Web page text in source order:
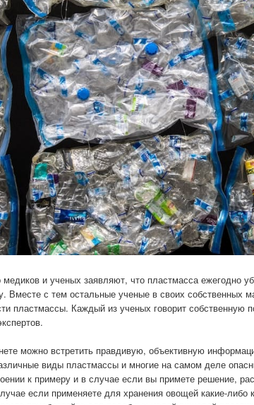
и ученых заявляют, что пластмасса ежегодно
Вместе с тем остальные ученые в своих собственных
пластмассы. Каждый из ученых говорит собственную
можно встретить правдивую, объективную
виды пластмассы и многие на самом деле
к примеру и в случае если вы примете решение,
если применяете для хранения овощей какие-либо